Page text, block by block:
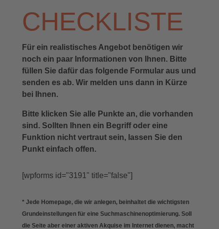
CHECKLISTE
Für ein realistisches Angebot benötigen wir
noch ein paar Informationen von Ihnen. Bitte
füllen Sie dafür das folgende Formular aus und
senden es ab. Wir melden uns dann in Kürze
bei Ihnen.
Bitte klicken Sie alle Punkte an, die vorhanden
sind. Sollten Ihnen ein Begriff oder eine
Funktion nicht vertraut sein, lassen Sie den
Punkt einfach offen.
[wpforms id="3191" title="false"]
* Jede Homepage, die wir anlegen, beinhaltet die wichtigsten
Grundeinstellungen für eine Suchmaschinenoptimierung. Soll
die Seite aber einer aktiven Akquise im Internet dienen, macht